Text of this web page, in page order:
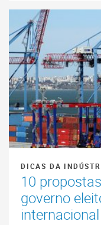
DICAS DA
10
governo